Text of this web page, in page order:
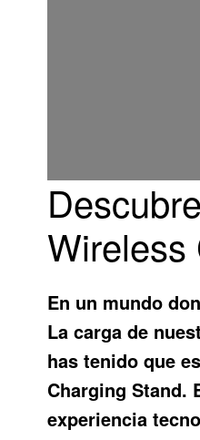
Wireless
En un mundo
La carga de
has tenido que
Charging Stand.
experiencia